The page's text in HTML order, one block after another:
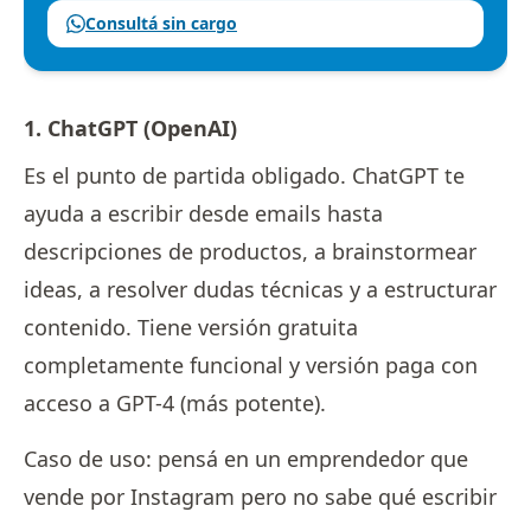
Consultá sin cargo
1. ChatGPT (OpenAI)
Es el punto de partida obligado. ChatGPT te
ayuda a escribir desde emails hasta
descripciones de productos, a brainstormear
ideas, a resolver dudas técnicas y a estructurar
contenido. Tiene versión gratuita
completamente funcional y versión paga con
acceso a GPT-4 (más potente).
Caso de uso: pensá en un emprendedor que
vende por Instagram pero no sabe qué escribir